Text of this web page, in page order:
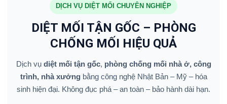
DỊCH VỤ DIỆT MỐI CHUYÊN NGHIỆP
DIỆT MỐI TẬN GỐC – PHÒNG
CHỐNG MỐI HIỆU QUẢ
Dịch vụ diệt mối tận gốc, phòng chống mối nhà ở, công
trình, nhà xưởngbằng công nghệ Nhật Bản – Mỹ – hóa
sinh hiện đại. Không đục phá – an toàn – bảo hành dài hạn.